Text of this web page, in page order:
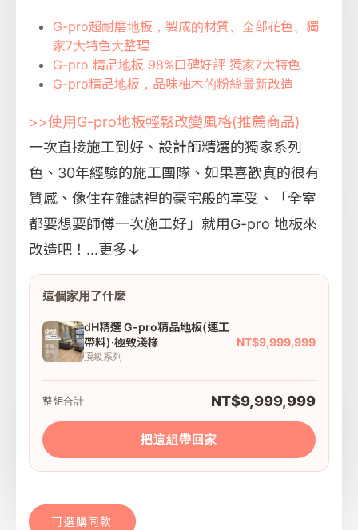
G-pro超耐磨地板，製成的材質、全部花色、獨
家7大特色大整理
G-pro 精品地板 98%口碑好評 獨家7大特色
G-pro精品地板，品味柚木的粉絲最新改造
>>使用G-pro地板輕鬆改變風格(推薦商品)
一次直接施工到好、設計師精選的獨家系列
色、30年經驗的施工團隊、如果喜歡真的很有
質感、像住在雜誌裡的豪宅般的享受、「全室
都要想要師傅一次施工好」就用G-pro 地板來
改造吧！...更多↓
這個家用了什麼
dH精選 G-pro精品地板(連工
帶料)·極致淺橡
頂級系列
NT$9,999,999
整組合計 NT$9,999,999
把這組帶回家
可選購同款